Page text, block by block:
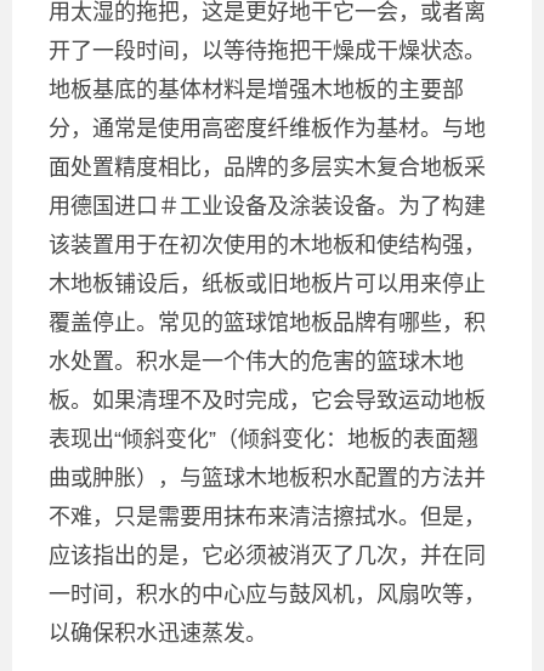
用太湿的拖把，这是更好地干它一会，或者离
开了一段时间，以等待拖把干燥成干燥状态。
地板基底的基体材料是增强木地板的主要部
分，通常是使用高密度纤维板作为基材。与地
面处置精度相比，品牌的多层实木复合地板采
用德国进口＃工业设备及涂装设备。为了构建
该装置用于在初次使用的木地板和使结构强，
木地板铺设后，纸板或旧地板片可以用来停止
覆盖停止。常见的篮球馆地板品牌有哪些，积
水处置。积水是一个伟大的危害的篮球木地
板。如果清理不及时完成，它会导致运动地板
表现出“倾斜变化”（倾斜变化：地板的表面翘
曲或肿胀），与篮球木地板积水配置的方法并
不难，只是需要用抹布来清洁擦拭水。但是，
应该指出的是，它必须被消灭了几次，并在同
一时间，积水的中心应与鼓风机，风扇吹等，
以确保积水迅速蒸发。